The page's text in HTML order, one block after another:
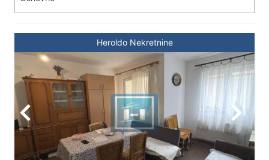
Heroldo Nekretnine